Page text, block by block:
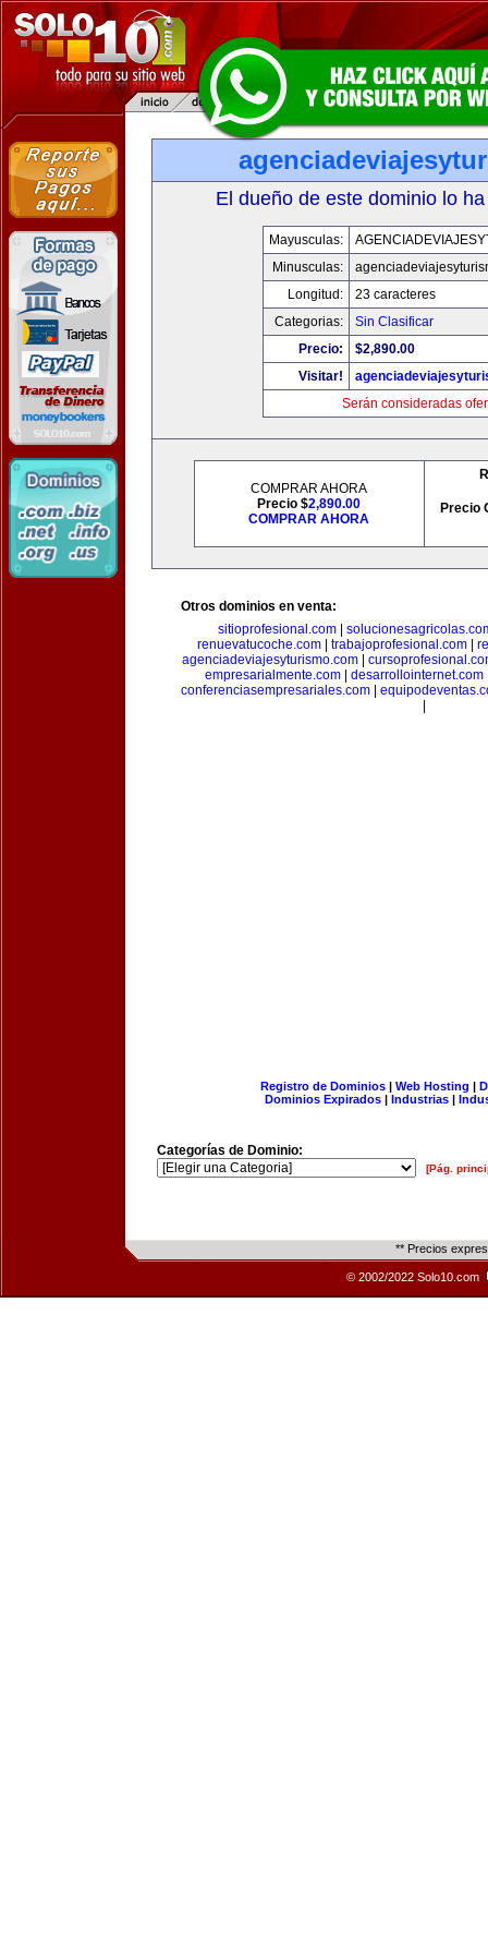
El dueño de este dominio lo
Mayusculas:
Minusculas:
Longitud:
23 caracteres
Categorias:
Sin Clasificar
Precio:
$2,890.00
Visitar!
Serán consideradas
COMPRAR AHORA
Precio $2,890.00
COMPRAR AHORA
Precio
Otros dominios en venta:
sitioprofesional.com
renuevatucoche.com
trabajoprofesional.com
agenciadeviajesyturismo.com
empresarialmente.com
desarrollointernet.com
conferenciasempresariales.com
Registro de Dominios| Web Hosting |
Dominios Expirados | Industrias |
Categorías de Dominio:
[Pág.
** Precios
© 2002/2022 Solo10.com